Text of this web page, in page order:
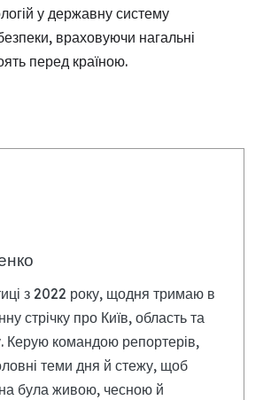
у державну систему
враховуючи нагальні
перед країною.
з 2022 року, щодня тримаю в
стрічку про Київ, область та
Керую командою репортерів,
теми дня й стежу, щоб
була живою, чесною й